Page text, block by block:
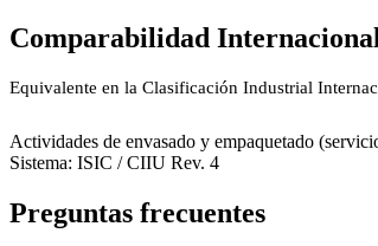
Comparabilidad
Equivalente en la Clasificación Industrial
Actividades de envasado y empaquetado
Sistema: ISIC / CIIU Rev. 4
Preguntas frecuentes